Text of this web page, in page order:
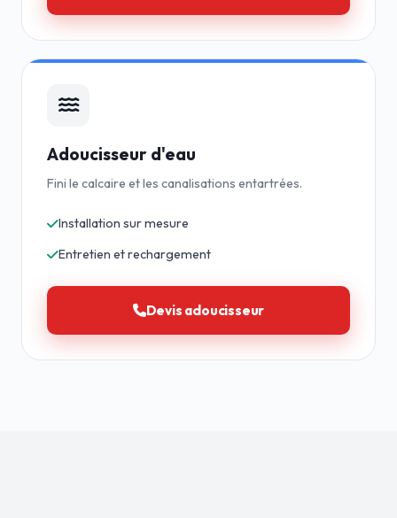
Adoucisseur d'eau
Fini le calcaire et les canalisations entartrées.
Installation sur mesure
Entretien et rechargement
Devis adoucisseur